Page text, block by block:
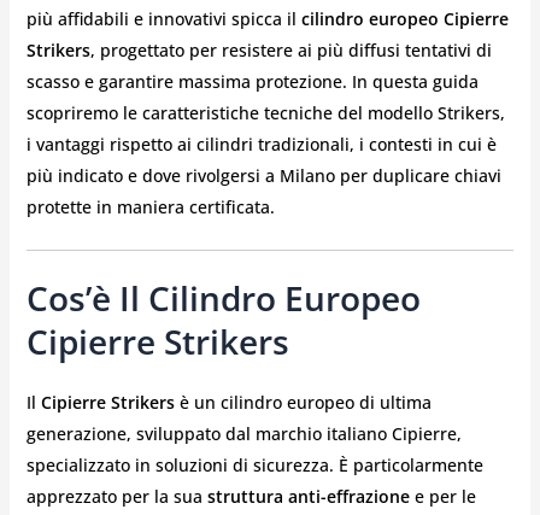
più affidabili e innovativi spicca il cilindro europeo Cipierre
Strikers, progettato per resistere ai più diffusi tentativi di
scasso e garantire massima protezione. In questa guida
scopriremo le caratteristiche tecniche del modello Strikers,
i vantaggi rispetto ai cilindri tradizionali, i contesti in cui è
più indicato e dove rivolgersi a Milano per duplicare chiavi
protette in maniera certificata.
Cos’è Il Cilindro Europeo
Cipierre Strikers
Il Cipierre Strikersè un cilindro europeo di ultima
generazione, sviluppato dal marchio italiano Cipierre,
specializzato in soluzioni di sicurezza. È particolarmente
apprezzato per la sua struttura anti-effrazionee per le